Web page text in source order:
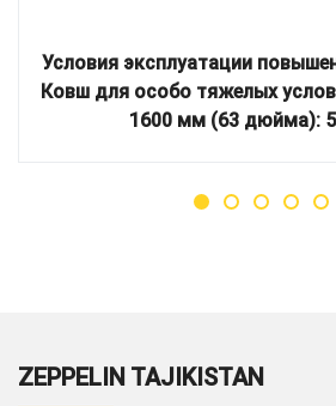
Условия эксплуатации
Ковш для особо тяжелых
1600 мм (63 дюйма):
ZEPPELIN TAJIKISTAN